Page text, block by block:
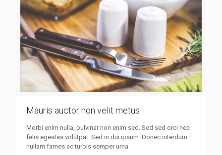
Mauris auctor non velit metus
Morbi enim nulla, pulvinar non enim sed. Sed sed orci nec
felis egestas volutpat. Sed in dui ipsum. Donec interdum
nullam fames ac turpis semper urna.